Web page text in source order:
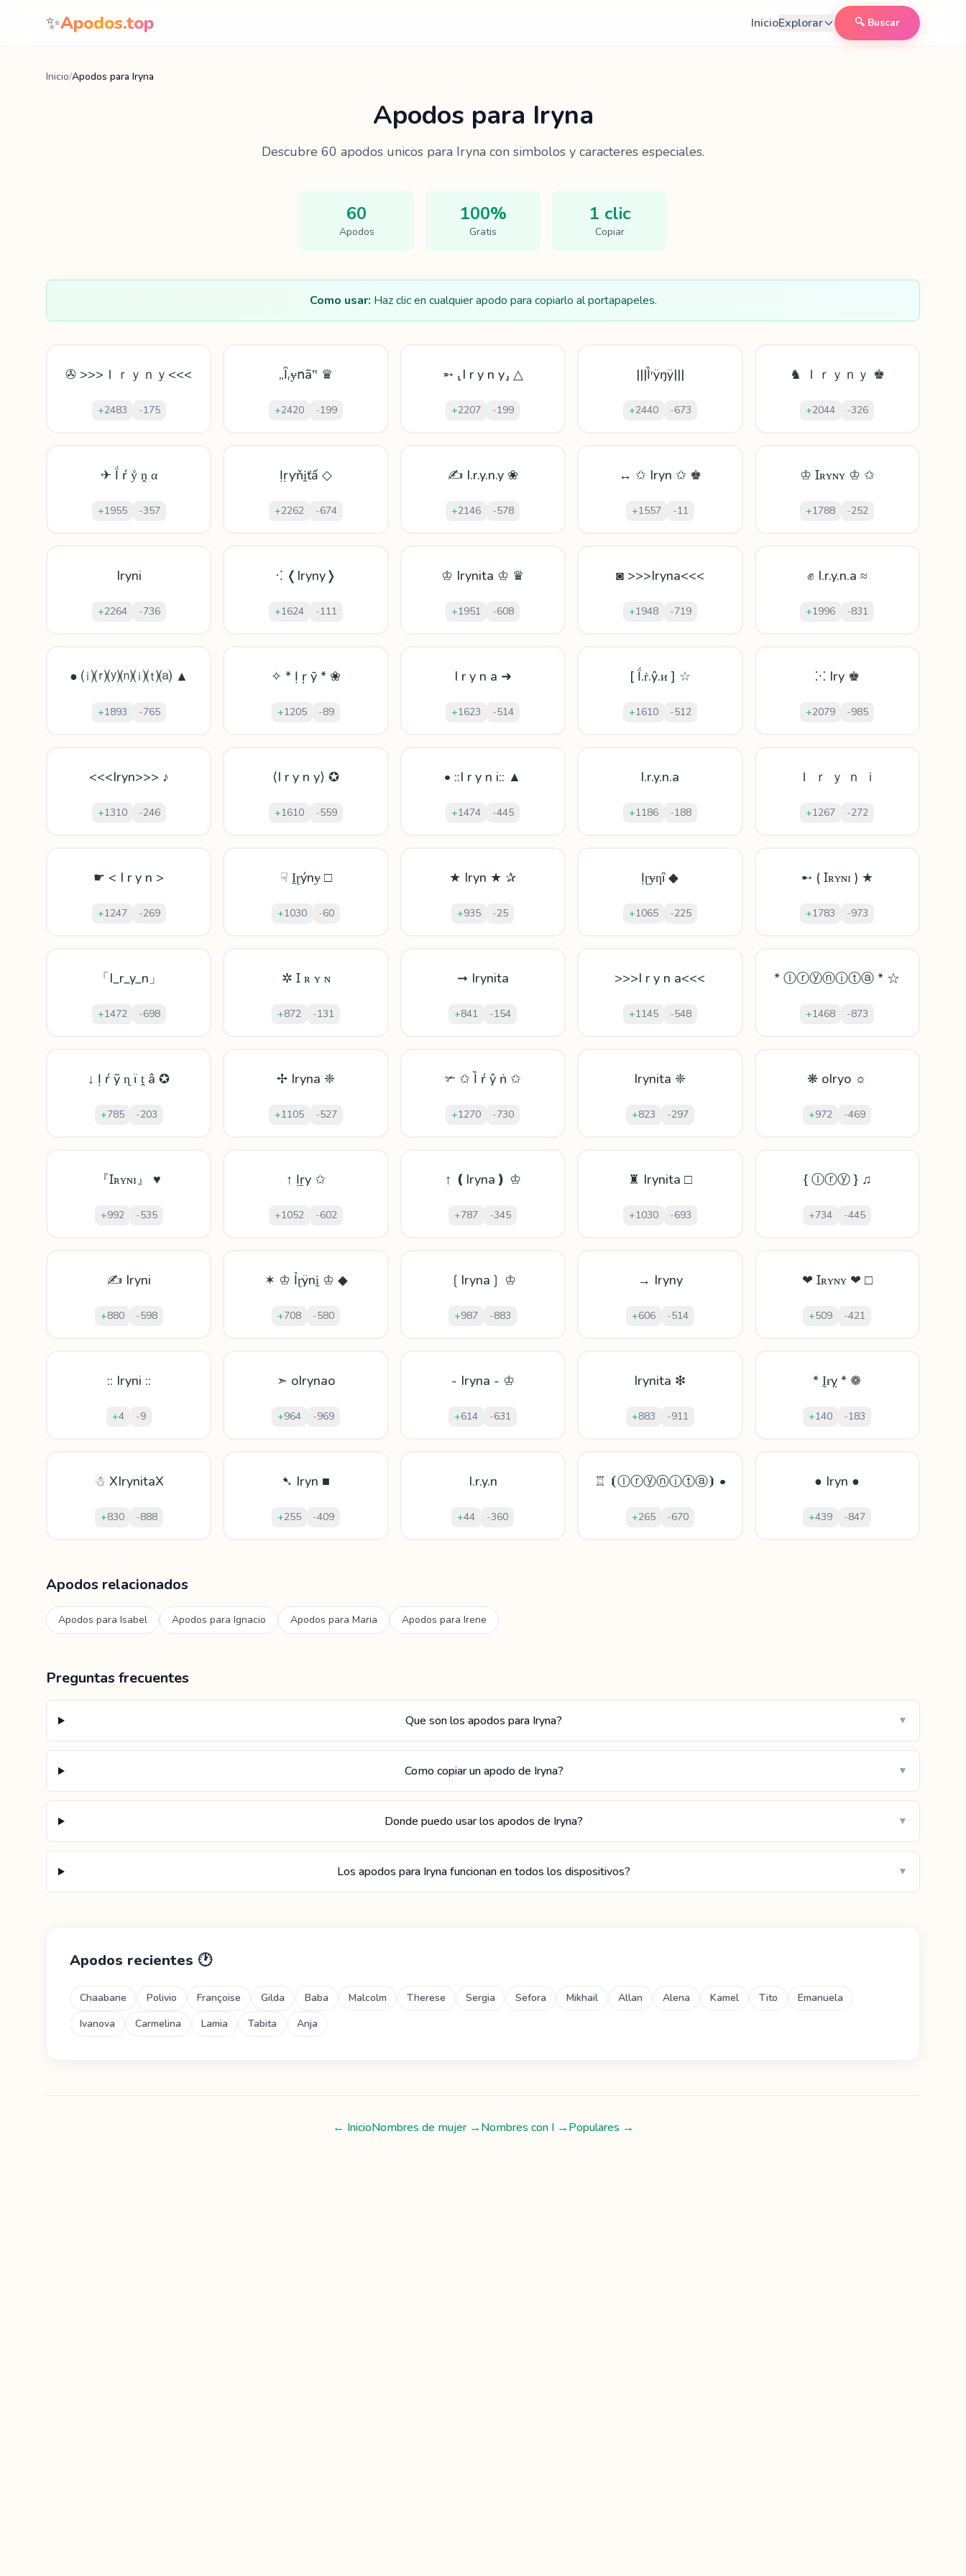
Saltar al contenido
✨Apodos.top InicioExplorar 🔍 Buscar
Inicio/Apodos para Iryna
Apodos para Iryna
Descubre 60 apodos unicos para Iryna con simbolos y caracteres especiales.
60
Apodos
100%
Gratis
1 clic
Copiar
Como usar: Haz clic en cualquier apodo para copiarlo al portapapeles.
✇ >>>Ｉｒｙｎｙ<<<
+2483 -175
„Ȋᵣɏոã‟ ♛
+2420 -199
➵ ⸤I r y n y⸥ △
+2207 -199
|||Ȉʳÿŋÿ|||
+2440 -673
♞ Ｉｒｙｎｙ ♚
+2044 -326
✈ Ḯ ŕ ẙ ṋ α
+1955 -357
Ịṛƴňḭťấ ◇
+2262 -674
✍ I.r.y.n.y ❀
+2146 -578
↔ ✩ Iryn ✩ ♚
+1557 -11
♔ Ɪʀʏɴʏ ♔ ✩
+1788 -252
Iryni
+2264 -736
⁖ ❬Iryny❭
+1624 -111
♔ Irynita ♔ ♛
+1951 -608
◙ >>>Iryna<<<
+1948 -719
✊ I.r.y.n.a ≈
+1996 -831
● ⒤⒭⒴⒩⒤⒯⒜ ▲
+1893 -765
✧ * Ị ŗ ȳ * ❀
+1205 -89
I r y n a ➜
+1623 -514
[ Ḯ.ṙ.ŷ.ᴎ ] ☆
+1610 -512
⁙ Iry ♚
+2079 -985
<<<Iryn>>> ♪
+1310 -246
⟨I r y n y⟩ ✪
+1610 -559
• ::I r y n i:: ▲
+1474 -445
I.r.y.n.a
+1186 -188
Ｉ ｒ ｙ ｎ ｉ
+1267 -272
☛ < I r y n >
+1247 -269
☟ Ḭɽýnɏ □
+1030 -60
★ Iryn ★ ✰
+935 -25
Ịɽɏƞȋ ◆
+1065 -225
➸ ( Ɪʀʏɴɪ ) ★
+1783 -973
「I_r_y_n」
+1472 -698
✲ Ɪ ʀ ʏ ɴ
+872 -131
➞ Irynita
+841 -154
>>>I r y n a<<<
+1145 -548
* Ⓘⓡⓨⓝⓘⓣⓐ * ☆
+1468 -873
↓ Ị ŕ ỹ ɳ ï ṱ â ✪
+785 -203
✢ Iryna ❈
+1105 -527
✃ ✩ Ȉ ŕ ŷ ṅ ✩
+1270 -730
Irynita ❈
+823 -297
❋ oIryo ☼
+972 -469
『Ɪʀʏɴɪ』 ♥
+992 -535
↑ Ịṟy ✩
+1052 -602
↑ ❪Iryna❫ ♔
+787 -345
♜ Irynita □
+1030 -693
{ Ⓘⓡⓨ } ♫
+734 -445
✍ Iryni
+880 -598
✶ ♔ Ỉɽÿnḭ ♔ ◆
+708 -580
❲Iryna❳ ♔
+987 -883
→ Iryny
+606 -514
❤ Ɪʀʏɴʏ ❤ □
+509 -421
:: Iryni ::
+4 -9
➣ oIrynao
+964 -969
- Iryna - ♔
+614 -631
Irynita ❇
+883 -911
* Ḭɍỵ * ❁
+140 -183
☃ XIrynitaX
+830 -888
➷ Iryn ■
+255 -409
I.r.y.n
+44 -360
♖ ⦗Ⓘⓡⓨⓝⓘⓣⓐ⦘ •
+265 -670
● Iryn ●
+439 -847
Apodos relacionados
Apodos para Isabel Apodos para Ignacio Apodos para Maria Apodos para Irene
Preguntas frecuentes
Que son los apodos para Iryna? ▼
Como copiar un apodo de Iryna? ▼
Donde puedo usar los apodos de Iryna? ▼
Los apodos para Iryna funcionan en todos los dispositivos? ▼
Apodos recientes 🕐
Chaabane Polivio Françoise Gilda Baba Malcolm Therese Sergia Sefora Mikhail Allan Alena Kamel Tito
Emanuela
Ivanova
Carmelina Lamia Tabita Anja
← InicioNombres de mujer→Nombres con I→Populares →